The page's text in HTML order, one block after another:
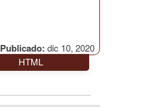
Publicado: dic 10, 2020
HTML